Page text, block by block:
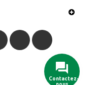
Contactez-